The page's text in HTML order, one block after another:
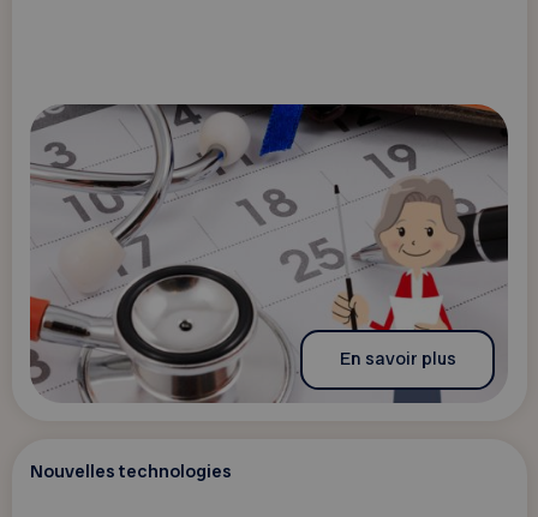
En savoir plus
Nouvelles technologies